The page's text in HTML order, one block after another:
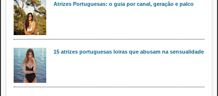
Atrizes Portuguesas: o guia por canal, geração e palco
15 atrizes portuguesas loiras que abusam na sensualidade